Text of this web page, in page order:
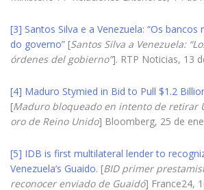
[3] Santos Silva e a Venezuela: “Os
do governo” [Santos Silva a Venezuela:
órdenes del gobierno”]. RTP Noticias, 13
[4] Maduro Stymied in Bid to Pull $1.2
[Maduro bloqueado en intento de retirar
oro de Reino Unido] Bloomberg, 25 de
[5] IDB is first multilateral lender to
Venezuela’s Guaido. [BID primer
reconocer enviado de Guaidó] France24,